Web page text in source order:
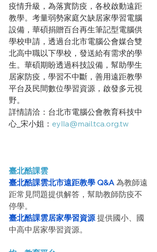
疫情升級，為落實防疫，各校啟動遠距
教學。考量弱勢家庭欠缺居家學習電腦
設備，華碩捐贈百台再生筆記型電腦供
學校申請，透過台北市電腦公會媒合雙
北高中職以下學校，發送給有需求的學
生。華碩期盼透過科技設備，幫助學生
居家防疫，學習不中斷，善用遠距教學
平台及民間數位學習資源，啟發多元視
野。
詳情請洽：台北市電腦公會教育科技中
心_宋小姐： eylla@mail.tca.org.tw
臺北酷課雲
臺北酷課雲北市遠距教學 Q&A 為教師遠
距常見問題提供解答，幫助教師防疫不
停學。
臺北酷課雲居家學習資源 提供國小、國
中高中居家學習資源。